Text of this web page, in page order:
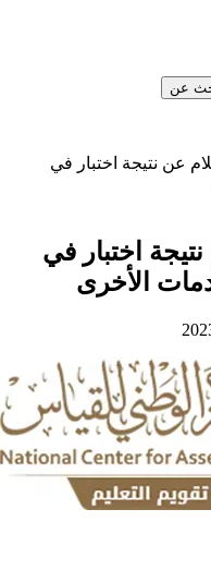
عن
عن نتيجة اختبار في
اختبار في
الأخرى